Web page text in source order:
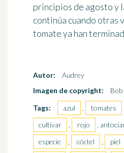
principios de agostoy
continúa cuando otras
tomate ya han
Autor:
Audrey
Imagen de copyright:
Tags:
azul , tomates
cultivar
, rojo ,
especie
, cóctel , piel